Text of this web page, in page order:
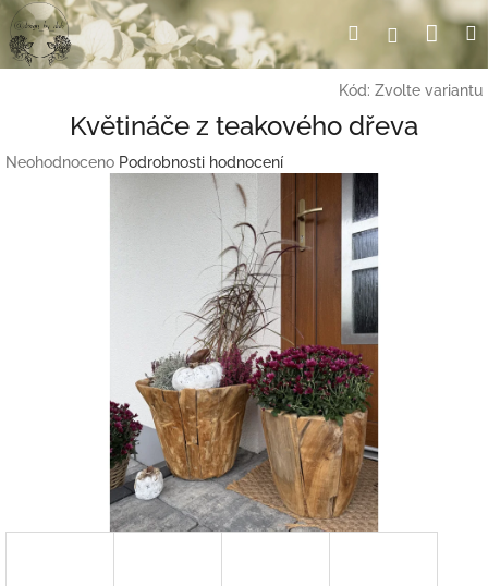
Přejít
na
obsah
HledatPřihlášení
Kód: Zvolte variantu
Květináče z teakového dřeva
Průměrné
Neohodnoceno Podrobnosti hodnocení